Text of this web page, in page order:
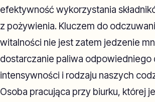
efektywność wykorzystania
z pożywienia. Kluczem do
witalności nie jest zatem jedzenie
dostarczanie paliwa odpowiedniego
intensywności i rodzaju naszych
Osoba pracująca przy biurku, której